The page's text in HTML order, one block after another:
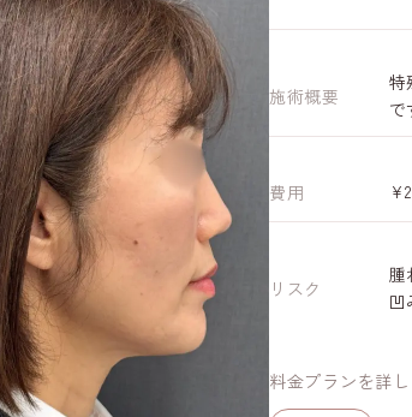
施術概要
特
で
費用
リスク
腫
凹
料金プランを詳